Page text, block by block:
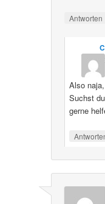
Antworten
Also
Suchst
gerne